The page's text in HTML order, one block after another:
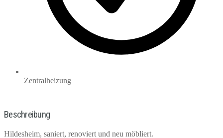
Zentralheizung
Beschreibung
Hildesheim, saniert, renoviert und neu möbliert.